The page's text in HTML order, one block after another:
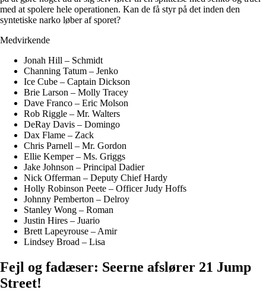
med at spolere hele operationen. Kan de få styr på det inden den
syntetiske narko løber af sporet?
Medvirkende
Jonah Hill – Schmidt
Channing Tatum – Jenko
Ice Cube – Captain Dickson
Brie Larson – Molly Tracey
Dave Franco – Eric Molson
Rob Riggle – Mr. Walters
DeRay Davis – Domingo
Dax Flame – Zack
Chris Parnell – Mr. Gordon
Ellie Kemper – Ms. Griggs
Jake Johnson – Principal Dadier
Nick Offerman – Deputy Chief Hardy
Holly Robinson Peete – Officer Judy Hoffs
Johnny Pemberton – Delroy
Stanley Wong – Roman
Justin Hires – Juario
Brett Lapeyrouse – Amir
Lindsey Broad – Lisa
Fejl og fadæser: Seerne afslører 21 Jump
Street!